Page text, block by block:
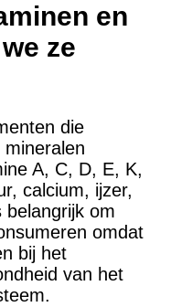
en
ze
die
A, C, D, E, K,
calcium, ijzer,
belangrijk om
omdat
bij het
van het